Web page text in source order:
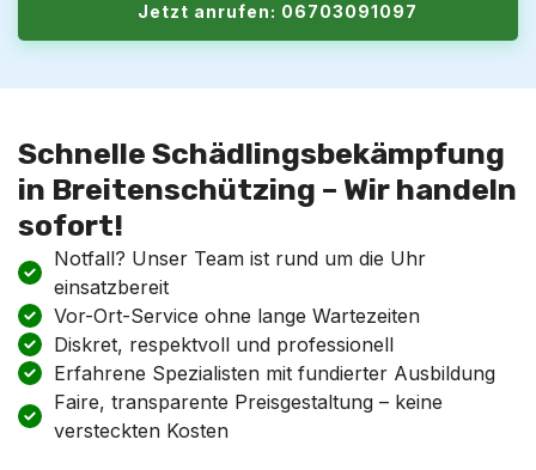
Jetzt anrufen: 06703091097
Schnelle Schädlingsbekämpfung
in Breitenschützing – Wir handeln
sofort!
Notfall? Unser Team ist rund um die Uhr
einsatzbereit
Vor-Ort-Service ohne lange Wartezeiten
Diskret, respektvoll und professionell
Erfahrene Spezialisten mit fundierter Ausbildung
Faire, transparente Preisgestaltung – keine
versteckten Kosten